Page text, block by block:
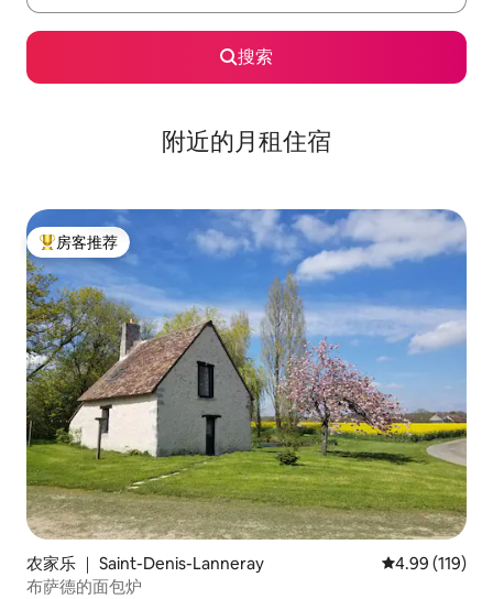
搜索
附近的月租住宿
热门「房客推荐」
房客推荐
农家乐 ｜ Saint-Denis-Lanneray 平均评分 4.99
4.99 (119)
布萨德的面包炉